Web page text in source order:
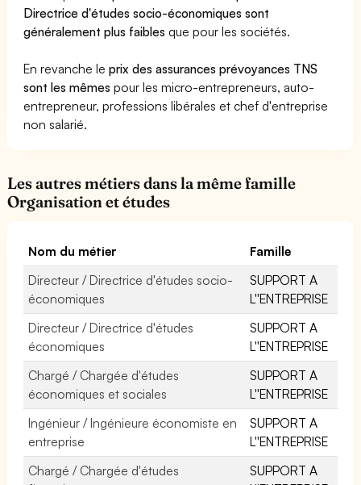
Directrice d'études socio-économiques sont
généralement plus faibles que pour les sociétés.
En revanche leprix des assurances prévoyances TNS
sont les mêmes pour les micro-entrepreneurs, auto-
entrepreneur, professions libérales et chef d'entreprise
non salarié.
Les autres métiers dans la même famille
Organisation et études
Nom du métier
Famille
Directeur / Directrice d'études socio-
économiques
SUPPORT A
L''ENTREPRISE
Directeur / Directrice d'études
économiques
SUPPORT A
L''ENTREPRISE
Chargé / Chargée d'études
économiques et sociales
SUPPORT A
L''ENTREPRISE
Ingénieur / Ingénieure économiste en
entreprise
SUPPORT A
L''ENTREPRISE
Chargé / Chargée d'études
SUPPORT A